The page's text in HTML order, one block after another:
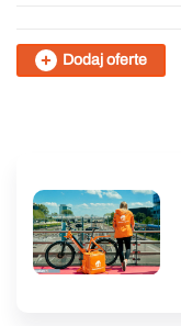
Dodaj oferte